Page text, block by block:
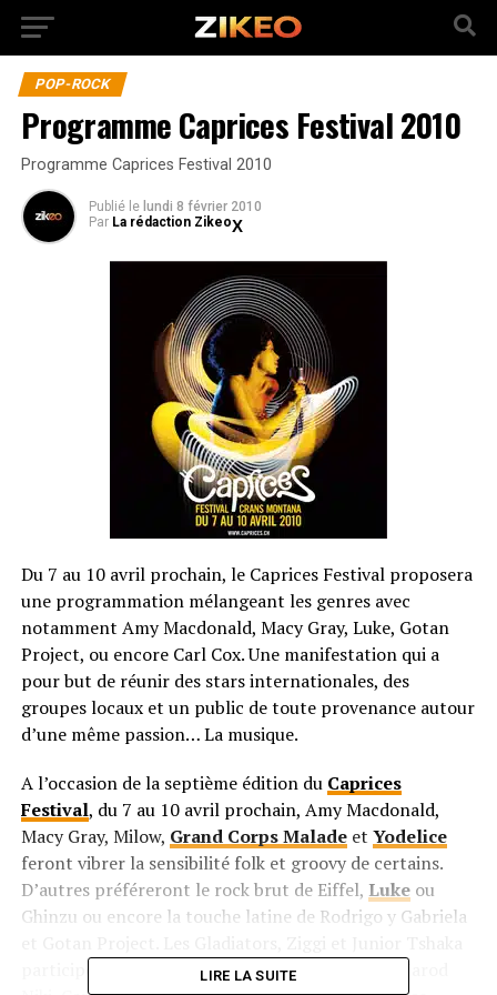
POP-ROCK
Programme Caprices Festival 2010
Programme Caprices Festival 2010
Publié le lundi 8 février 2010
Par La rédaction Zikeo
Du 7 au 10 avril prochain, le Caprices Festival proposera
une programmation mélangeant les genres avec
notamment Amy Macdonald, Macy Gray, Luke, Gotan
Project, ou encore Carl Cox. Une manifestation qui a
pour but de réunir des stars internationales, des
groupes locaux et un public de toute provenance autour
d’une même passion… La musique.
A l’occasion de la septième édition du Caprices
Festival, du 7 au 10 avril prochain, Amy Macdonald,
Macy Gray, Milow, Grand Corps Maladeet Yodelice
feront vibrer la sensibilité folk et groovy de certains.
D’autres préféreront le rock brut de Eiffel, Lukeou
Ghinzu ou encore la touche latine de Rodrigo y Gabriela
participeront à la traditionnelle soirée reggae. Narod
LIRE LA SUITE